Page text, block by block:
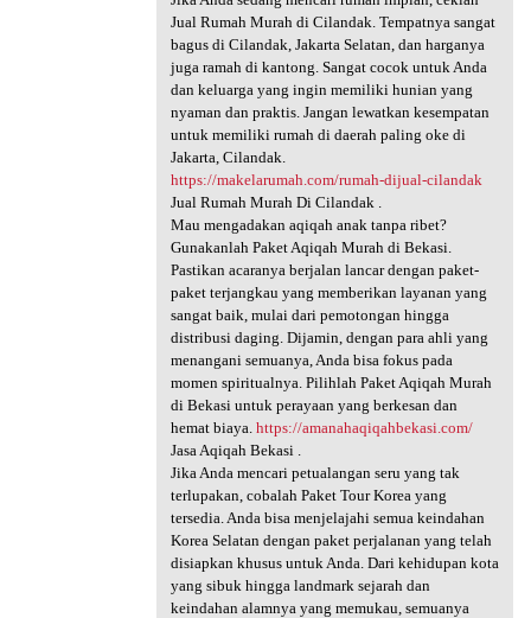
Jual Rumah Murah di Cilandak. Tempatnya sangat
bagus di Cilandak, Jakarta Selatan, dan harganya
juga ramah di kantong. Sangat cocok untuk Anda
dan keluarga yang ingin memiliki hunian yang
nyaman dan praktis. Jangan lewatkan kesempatan
untuk memiliki rumah di daerah paling oke di
Jakarta, Cilandak.
https://makelarumah.com/rumah-dijual-cilandak
Jual Rumah Murah Di Cilandak .
Mau mengadakan aqiqah anak tanpa ribet?
Gunakanlah Paket Aqiqah Murah di Bekasi.
Pastikan acaranya berjalan lancar dengan paket-
paket terjangkau yang memberikan layanan yang
sangat baik, mulai dari pemotongan hingga
distribusi daging. Dijamin, dengan para ahli yang
menangani semuanya, Anda bisa fokus pada
momen spiritualnya. Pilihlah Paket Aqiqah Murah
di Bekasi untuk perayaan yang berkesan dan
hemat biaya. https://amanahaqiqahbekasi.com/
Jasa Aqiqah Bekasi .
Jika Anda mencari petualangan seru yang tak
terlupakan, cobalah Paket Tour Korea yang
tersedia. Anda bisa menjelajahi semua keindahan
Korea Selatan dengan paket perjalanan yang telah
disiapkan khusus untuk Anda. Dari kehidupan kota
yang sibuk hingga landmark sejarah dan
keindahan alamnya yang memukau, semuanya